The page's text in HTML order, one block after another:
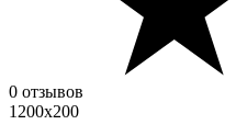
0 отзывов
1200x200